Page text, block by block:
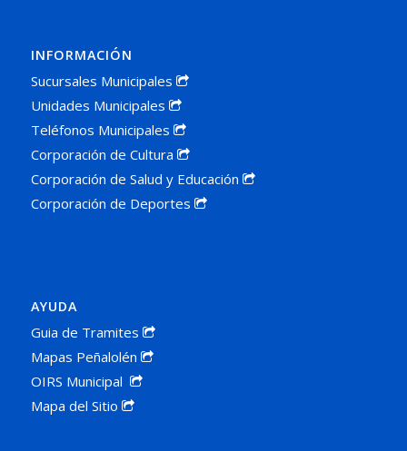
INFORMACIÓN
Sucursales Municipales
Unidades Municipales
Teléfonos Municipales
Corporación de Cultura
Corporación de Salud y Educación
Corporación de Deportes
AYUDA
Guia de Tramites
Mapas Peñalolén
OIRS Municipal
Mapa del Sitio